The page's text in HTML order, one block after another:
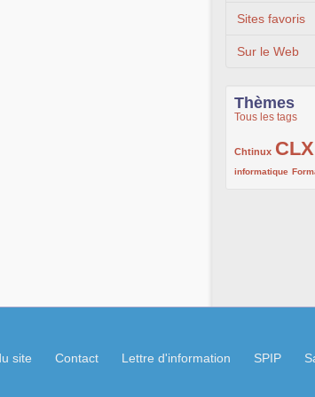
Sites favoris
Sur le Web
Thèmes
Tous les tags
Chtinux
222/1002CLX
1002/1002
132/1002
informatique
119/1002
168/1002
site Contact Lettre d'information SPIP